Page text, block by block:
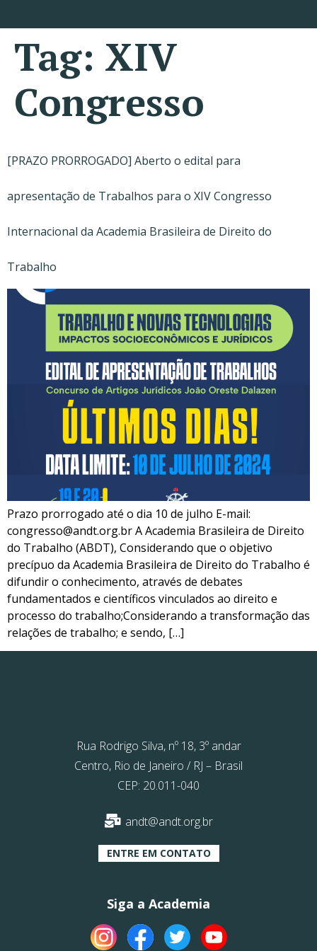
Tag: XIV
Congresso
[PRAZO PRORROGADO] Aberto o edital para
apresentação de Trabalhos para o XIV Congresso
Internacional da Academia Brasileira de Direito do
Trabalho
Prazo prorrogado até o dia 10 de julho E-mail:
congresso@andt.org.br A Academia Brasileira de Direito
do Trabalho (ABDT), Considerando que o objetivo
precípuo da Academia Brasileira de Direito do Trabalho é
difundir o conhecimento, através de debates
fundamentados e científicos vinculados ao direito e
processo do trabalho;Considerando a transformação das
relações de trabalho; e sendo, […]
Rua Rodrigo Silva, nº 18, 3º andar
Centro, Rio de Janeiro / RJ – Brasil
CEP: 20.011-040
andt@andt.org.br
ENTRE EM CONTATO
Siga a Academia